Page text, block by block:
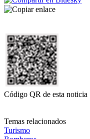
Código QR de esta noticia
Temas relacionados
Turismo